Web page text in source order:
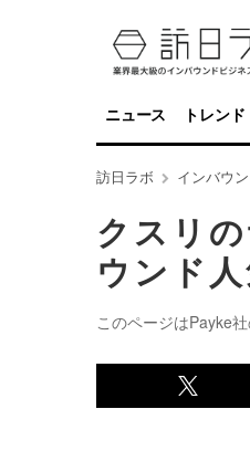
ニュース トレンド
訪日ラボ インバウ
クスリ
ウンド
このページはPayke
x<br>